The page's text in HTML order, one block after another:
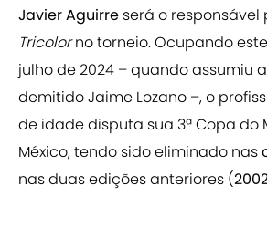
Javier Aguirre será o
Tricolorno torneio. Ocupando
julho de 2024 – quando assumiu
demitido Jaime Lozano –, o
de idade disputa sua 3ª Copa do
México, tendo sido eliminado nas
nas duas edições anteriores (